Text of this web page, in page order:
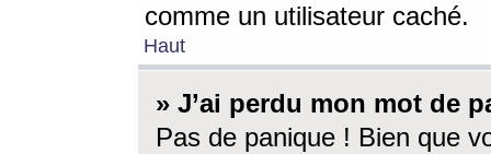
comme un utilisateur caché.
Haut
» J’ai perdu mon mot de
Pas de panique ! Bien que